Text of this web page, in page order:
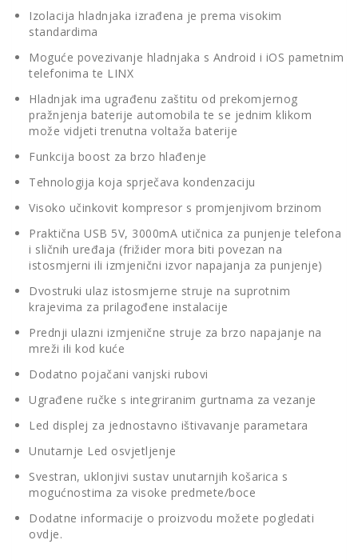
Izolacija hladnjaka izrađena je prema visokim
standardima
Moguće povezivanje hladnjaka s Android i iOS pametnim
telefonima te LINX
Hladnjak ima ugrađenu zaštitu od prekomjernog
pražnjenja baterije automobila te se jednim klikom
može vidjeti trenutna voltaža baterije
Funkcija boost za brzo hlađenje
Tehnologija koja sprječava kondenzaciju
Visoko učinkovit kompresor s promjenjivom brzinom
Praktična USB 5V, 3000mA utičnica za punjenje telefona
i sličnih uređaja (frižider mora biti povezan na
istosmjerni ili izmjenični izvor napajanja za punjenje)
Dvostruki ulaz istosmjerne struje na suprotnim
krajevima za prilagođene instalacije
Prednji ulazni izmjenične struje za brzo napajanje na
mreži ili kod kuće
Dodatno pojačani vanjski rubovi
Ugrađene ručke s integriranim gurtnama za vezanje
Led displej za jednostavno ištivavanje parametara
Unutarnje Led osvjetljenje
Svestran, uklonjivi sustav unutarnjih košarica s
mogućnostima za visoke predmete/boce
Dodatne informacije o proizvodu možete pogledati
ovdje.